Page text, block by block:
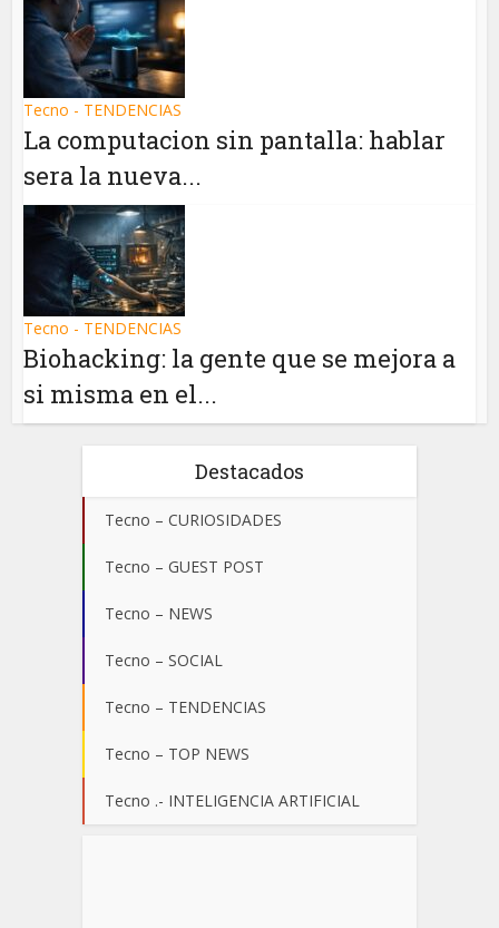
Tecno - TENDENCIAS
La computacion sin pantalla: hablar
sera la nueva...
Tecno - TENDENCIAS
Biohacking: la gente que se mejora a
si misma en el...
Destacados
Tecno – CURIOSIDADES
Tecno – GUEST POST
Tecno – NEWS
Tecno – SOCIAL
Tecno – TENDENCIAS
Tecno – TOP NEWS
Tecno .- INTELIGENCIA ARTIFICIAL